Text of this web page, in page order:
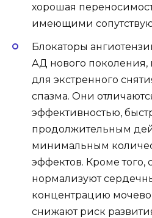
хорошая
имеющими
Блокаторы
АД нового поколения,
для экстренного
спазма. Они
эффективностью,
продолжительным
минимальным
эффектов. Кроме того,
нормализуют
концентрацию
снижают риск